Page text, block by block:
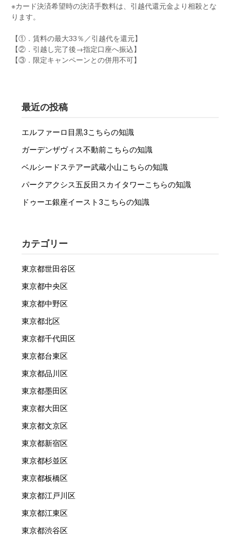
※カード決済希望時の決済手数料は、引越代還元金より相殺とな
ります。
【①．賃料の最大33％／引越代を還元】
【②．引越し完了後→指定口座へ振込】
【③．限定キャンペーンとの併用不可】
最近の投稿
エルファーロ目黒3こちらの知識
ガーデンザヴィス不動前こちらの知識
ベルシードステアー武蔵小山こちらの知識
パークアクシス五反田スカイタワーこちらの知識
ドゥーエ銀座イースト3こちらの知識
カテゴリー
東京都世田谷区
東京都中央区
東京都中野区
東京都北区
東京都千代田区
東京都台東区
東京都品川区
東京都墨田区
東京都大田区
東京都文京区
東京都新宿区
東京都杉並区
東京都板橋区
東京都江戸川区
東京都江東区
東京都渋谷区